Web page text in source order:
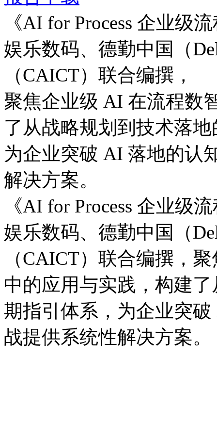
《AI for Process 企业级
娱乐数码、德勤中国
（CAICT）联合编撰，
聚焦企业级 AI 在流程数智
了从战略规划到技术落地
为企业突破 AI 落地的认
解决方案。
《AI for Process 企业级
娱乐数码、德勤中国
（CAICT）联合编撰
中的应用与实践，构
期指引体系，为企业突
战提供系统性解决方案。